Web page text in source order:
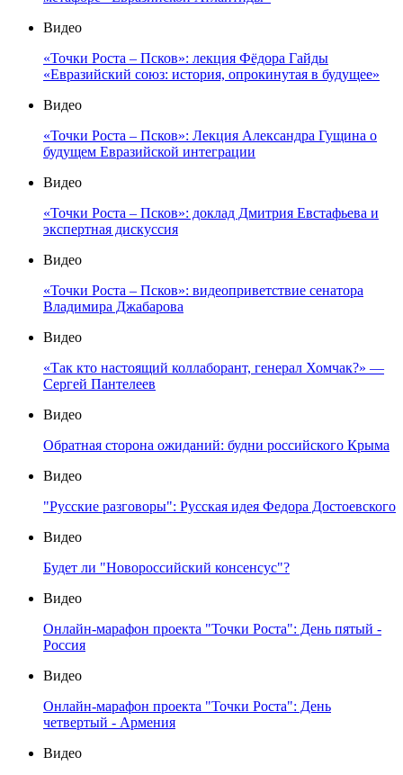
Видео
«Точки Роста – Псков»: лекция Фёдора Гайды
«Евразийский союз: история, опрокинутая в будущее»
Видео
«Точки Роста – Псков»: Лекция Александра Гущина о
будущем Евразийской интеграции
Видео
«Точки Роста – Псков»: доклад Дмитрия Евстафьева и
экспертная дискуссия
Видео
«Точки Роста – Псков»: видеоприветствие сенатора
Владимира Джабарова
Видео
«Так кто настоящий коллаборант, генерал Хомчак?» —
Сергей Пантелеев
Видео
Обратная сторона ожиданий: будни российского Крыма
Видео
"Русские разговоры": Русская идея Федора Достоевского
Видео
Будет ли "Новороссийский консенсус"?
Видео
Онлайн-марафон проекта "Точки Роста": День пятый -
Россия
Видео
Онлайн-марафон проекта "Точки Роста": День
четвертый - Армения
Видео